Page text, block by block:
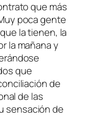
que más
poca gente
la tienen, la
la mañana y
que
de
de las
sensación de